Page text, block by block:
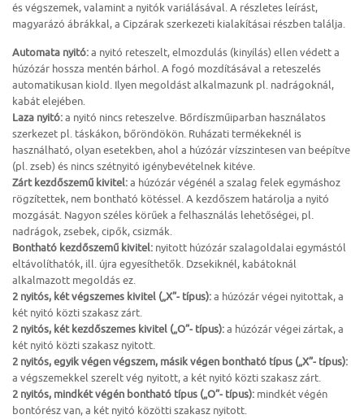
és végszemek, valamint a nyitók variálásával. A részletes leírást,
magyarázó ábrákkal, a Cipzárak szerkezeti kialakításai részben találja.
Automata nyitó:a nyitó reteszelt, elmozdulás (kinyílás) ellen védett a
húzózár hossza mentén bárhol. A fogó mozdításával a reteszelés
automatikusan kiold. Ilyen megoldást alkalmazunk pl. nadrágoknál,
kabát elejében.
Laza nyitó:a nyitó nincs reteszelve. Bőrdíszműiparban használatos
szerkezet pl. táskákon, bőröndökön. Ruházati termékeknél is
használható, olyan esetekben, ahol a húzózár vízszintesen van beépítve
(pl. zseb) és nincs szétnyitó igénybevételnek kitéve.
Zárt kezdőszemű kivitel:a húzózár végénél a szalag felek egymáshoz
rögzítettek, nem bontható kötéssel. A kezdőszem határolja a nyitó
mozgását. Nagyon széles körűek a felhasználás lehetőségei, pl.
nadrágok, zsebek, cipők, csizmák.
Bontható kezdőszemű kivitel: nyitott húzózár szalagoldalai egymástól
eltávolíthatók, ill. újra egyesíthetők. Dzsekiknél, kabátoknál
alkalmazott megoldás ez.
2 nyitós, két végszemes kivitel („X”- típus):a húzózár végei nyitottak, a
két nyitó közti szakasz zárt.
2 nyitós, két kezdőszemes kivitel („O”- típus):a húzózár végei zártak, a
két nyitó közti szakasz nyitott.
2 nyitós, egyik végen végszem, másik végen bontható típus („X”- típus):
a végszemekkel szerelt vég nyitott, a két nyitó közti szakasz zárt.
2 nyitós, mindkét végén bontható típus („O”- típus): mindkét végén
bontórész van, a két nyitó közötti szakasz nyitott.